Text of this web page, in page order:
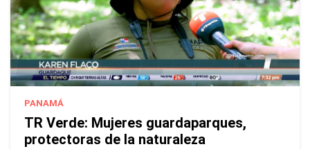
PANAMÁ
TR Verde: Mujeres guardaparques,
protectoras de la naturaleza